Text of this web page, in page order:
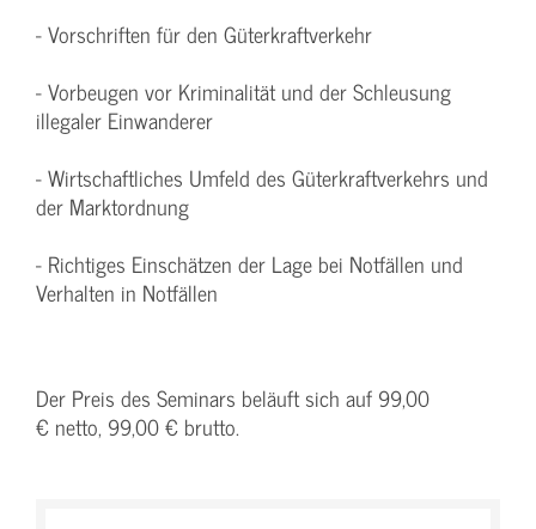
- Vorschriften für den Güterkraftverkehr
- Vorbeugen vor Kriminalität und der Schleusung
illegaler Einwanderer
- Wirtschaftliches Umfeld des Güterkraftverkehrs und
der Marktordnung
- Richtiges Einschätzen der Lage bei Notfällen und
Verhalten in Notfällen
Der Preis des Seminars beläuft sich auf 99,00
€ netto, 99,00 € brutto.